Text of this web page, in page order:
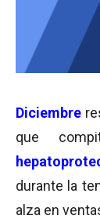
Diciembre
que
durante la
alza en